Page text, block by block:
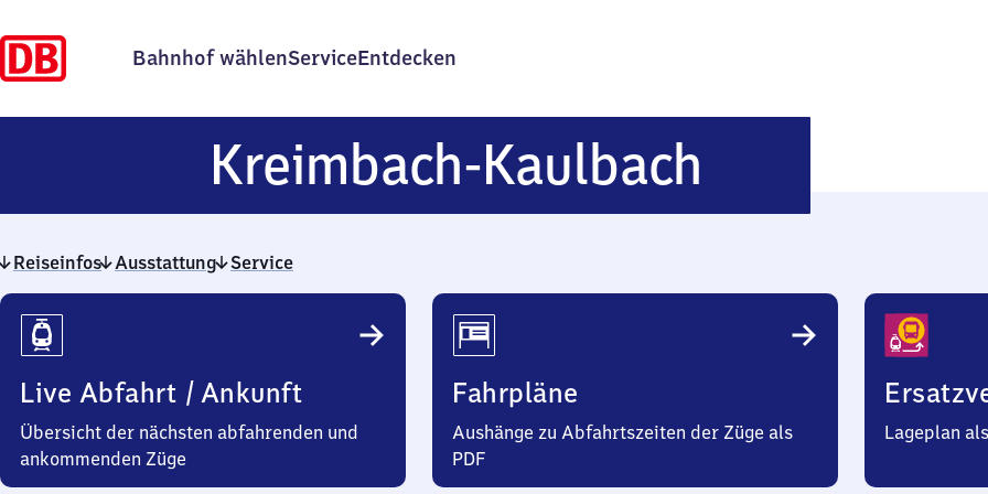
Bahnhof wählenServiceEntdecken
Kreimbach-Kaulbach
Kaulbach
Reiseinfos Ausstattung Service
Reiseinfos
Live Abfahrt / Ankunft
Übersicht der nächsten abfahrenden und
ankommenden Züge
Fahrpläne
Aushänge zu Abfahrtszeiten der Züge als
PDF
Lageplan